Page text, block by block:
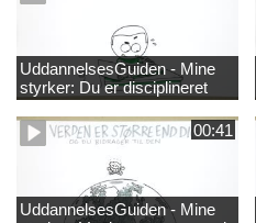
UddannelsesGuiden - Mine
styrker: Du er disciplineret
00:41
UddannelsesGuiden - Mine